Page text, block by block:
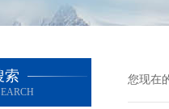
索 您现在